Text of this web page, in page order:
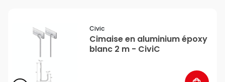
Civic
Cimaise en aluminium époxy
blanc 2 m - CiviC